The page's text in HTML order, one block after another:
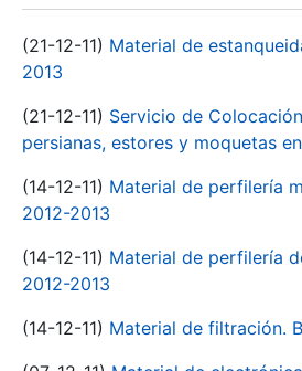
(21-12-11) Material de
2013
(21-12-11) Servicio de
persianas, estores y moquetas
(14-12-11) Material de perfilería
2012-2013
(14-12-11) Material de perfilería
2012-2013
(14-12-11) Material de filtración.